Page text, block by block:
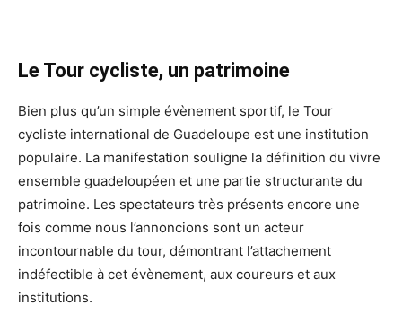
Le Tour cycliste, un patrimoine
Bien plus qu’un simple évènement sportif, le Tour
cycliste international de Guadeloupe est une institution
populaire. La manifestation souligne la définition du vivre
ensemble guadeloupéen et une partie structurante du
patrimoine. Les spectateurs très présents encore une
fois comme nous l’annoncions sont un acteur
incontournable du tour, démontrant l’attachement
indéfectible à cet évènement, aux coureurs et aux
institutions.